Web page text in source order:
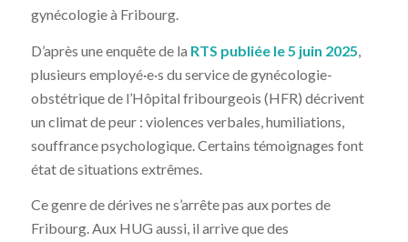
gynécologie à Fribourg.
D’après une enquête de la RTS publiée le 5 juin 2025,
plusieurs employé·e·s du service de gynécologie-
obstétrique de l’Hôpital fribourgeois (HFR) décrivent
un climat de peur : violences verbales, humiliations,
souffrance psychologique. Certains témoignages font
état de situations extrêmes.
Ce genre de dérives ne s’arrête pas aux portes de
Fribourg. Aux HUG aussi, il arrive que des